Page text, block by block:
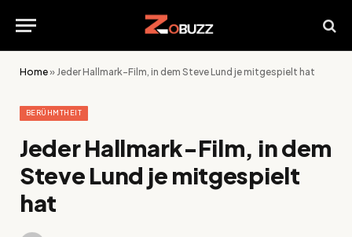
Home»Jeder Hallmark-Film, in dem Steve Lund je mitgespielt hat
BERÜHMTHEIT
Jeder Hallmark-Film, in dem
Steve Lund je mitgespielt
hat